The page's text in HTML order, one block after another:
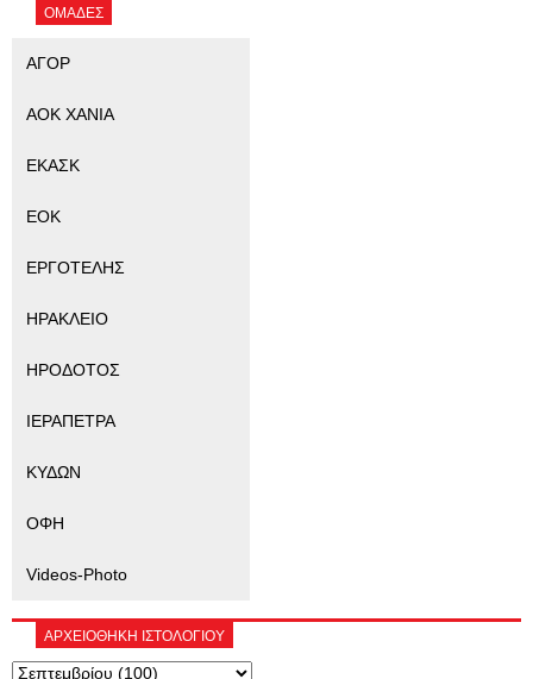
ΟΜΑΔΕΣ
ΑΓΟΡ
ΑΟΚ ΧΑΝΙΑ
ΕΚΑΣΚ
ΕΟΚ
ΕΡΓΟΤΕΛΗΣ
ΗΡΑΚΛΕΙΟ
ΗΡΟΔΟΤΟΣ
ΙΕΡΑΠΕΤΡΑ
ΚΥΔΩΝ
ΟΦΗ
Videos-Photo
ΑΡΧΕΙΟΘΗΚΗ ΙΣΤΟΛΟΓΙΟΥ